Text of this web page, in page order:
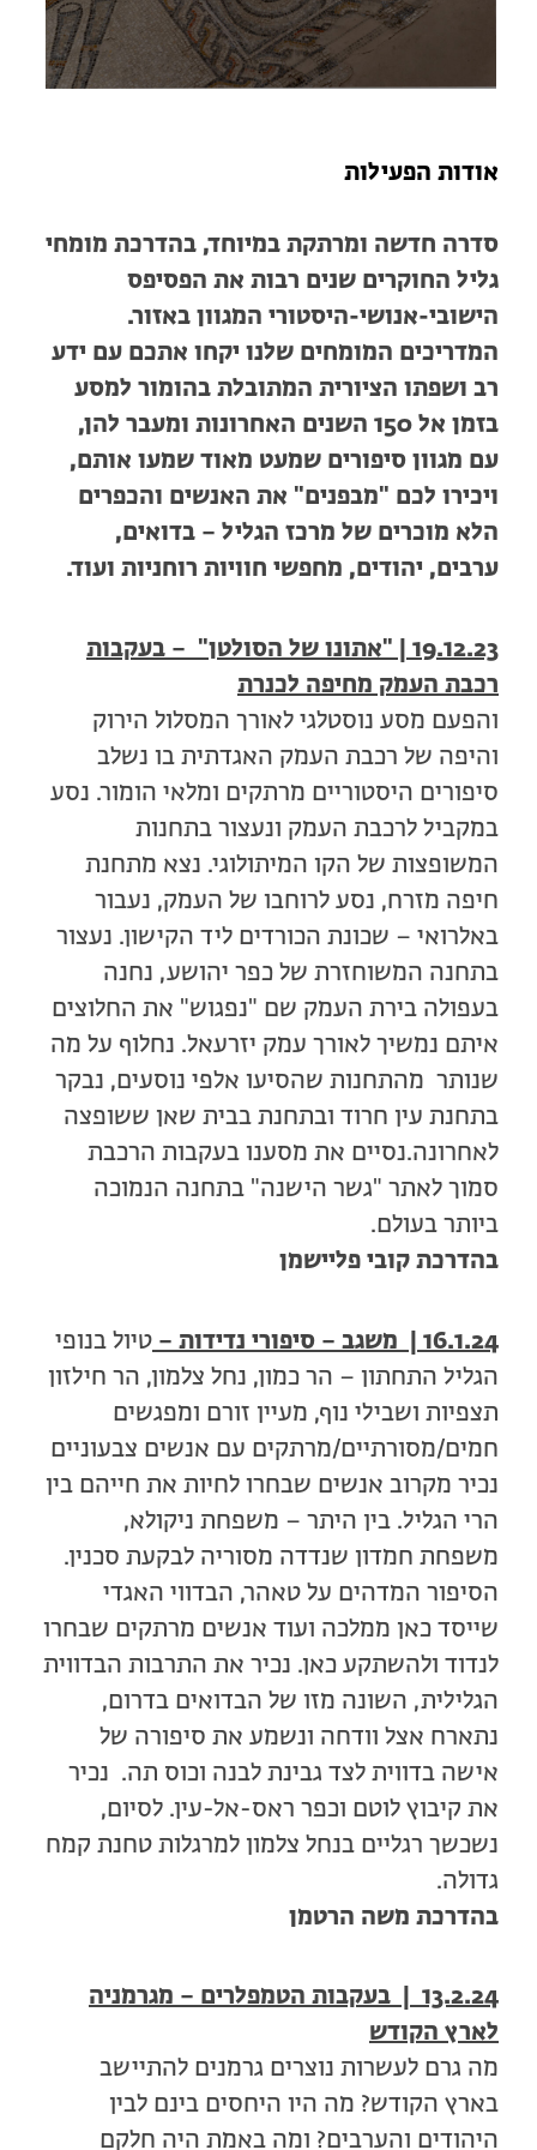
חופשות בבתי ספר שדה
ארץ אהבתי – קבוצות טיולים למבוגרים
אודות הפעילות
סדרה חדשה ומרתקת במיוחד, בהדרכת מומחי
גליל החוקרים שנים רבות את הפסיפס
הישובי-אנושי-היסטורי המגוון באזור.
המדריכים המומחים שלנו יקחו אתכם עם ידע
רב ושפתו הציורית המתובלת בהומור למסע
בזמן אל 150 השנים האחרונות ומעבר להן,
עם מגוון סיפורים שמעט מאוד שמעו אותם,
ויכירו לכם "מבפנים" את האנשים והכפרים
הלא מוכרים של מרכז הגליל – בדואים,
ערבים, יהודים, מחפשי חוויות רוחניות ועוד.
19.12.23 | "אתונו של הסולטן" – בעקבות
רכבת העמק מחיפה לכנרת
והפעם מסע נוסטלגי לאורך המסלול הירוק
והיפה של רכבת העמק האגדתית בו נשלב
סיפורים היסטוריים מרתקים ומלאי הומור. נסע
במקביל לרכבת העמק ונעצור בתחנות
המשופצות של הקו המיתולוגי. נצא מתחנת
חיפה מזרח, נסע לרוחבו של העמק, נעבור
באלרואי – שכונת הכורדים ליד הקישון. נעצור
בתחנה המשוחזרת של כפר יהושע, נחנה
בעפולה בירת העמק שם "נפגוש" את החלוצים
איתם נמשיך לאורך עמק יזרעאל. נחלוף על מה
שנותר מהתחנות שהסיעו אלפי נוסעים, נבקר
בתחנת עין חרוד ובתחנת בבית שאן ששופצה
לאחרונה.נסיים את מסענו בעקבות הרכבת
סמוך לאתר "גשר הישנה" בתחנה הנמוכה
ביותר בעולם.
בהדרכת קובי פליישמן
16.1.24 | משגב – סיפורי נדידות –
טיול בנופי
הגליל התחתון – הר כמון, נחל צלמון, הר חילזון
תצפיות ושבילי נוף, מעיין זורם ומפגשים
חמים/מסורתיים/מרתקים עם אנשים צבעוניים
נכיר מקרוב אנשים שבחרו לחיות את חייהם בין
הרי הגליל. בין היתר – משפחת ניקולא,
משפחת חמדון שנדדה מסוריה לבקעת סכנין.
הסיפור המדהים על טאהר, הבדווי האגדי
שייסד כאן ממלכה ועוד אנשים מרתקים שבחרו
לנדוד ולהשתקע כאן. נכיר את התרבות הבדווית
הגלילית, השונה מזו של הבדואים בדרום,
נתארח אצל וודחה ונשמע את סיפורה של
אישה בדווית לצד גבינת לבנה וכוס תה. נכיר
את קיבוץ לוטם וכפר ראס-אל-עין. לסיום,
נשכשך רגליים בנחל צלמון למרגלות טחנת קמח
גדולה.
בהדרכת משה הרטמן
13.2.24 | בעקבות הטמפלרים – מגרמניה
לארץ הקודש
מה גרם לעשרות נוצרים גרמנים להתיישב
בארץ הקודש? מה היו היחסים בינם לבין
היהודים והערבים? ומה באמת היה חלקם